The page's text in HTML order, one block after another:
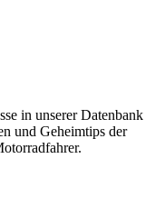
in unserer Datenbank
und Geheimtips der